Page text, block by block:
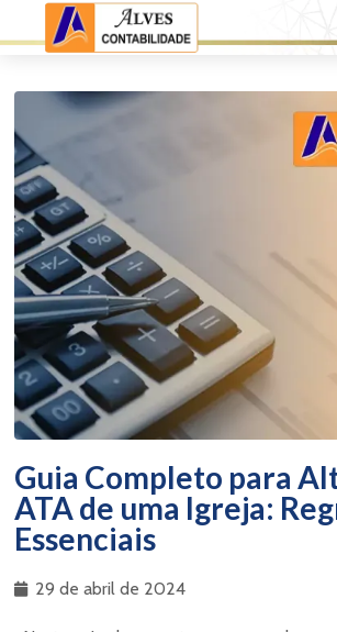
Guia Completo para
ATA de uma Igreja:
Essenciais
29 de abril de 2024